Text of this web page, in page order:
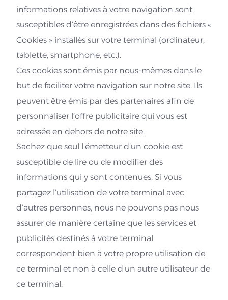
informations relatives à votre navigation sont
susceptibles d’être enregistrées dans des fichiers «
Cookies » installés sur votre terminal (ordinateur,
tablette, smartphone, etc.).
Ces cookies sont émis par nous-mêmes dans le
but de faciliter votre navigation sur notre site. Ils
peuvent être émis par des partenaires afin de
personnaliser l’offre publicitaire qui vous est
adressée en dehors de notre site.
Sachez que seul l’émetteur d’un cookie est
susceptible de lire ou de modifier des
informations qui y sont contenues. Si vous
partagez l’utilisation de votre terminal avec
d’autres personnes, nous ne pouvons pas nous
assurer de manière certaine que les services et
publicités destinés à votre terminal
correspondent bien à votre propre utilisation de
ce terminal et non à celle d’un autre utilisateur de
ce terminal.